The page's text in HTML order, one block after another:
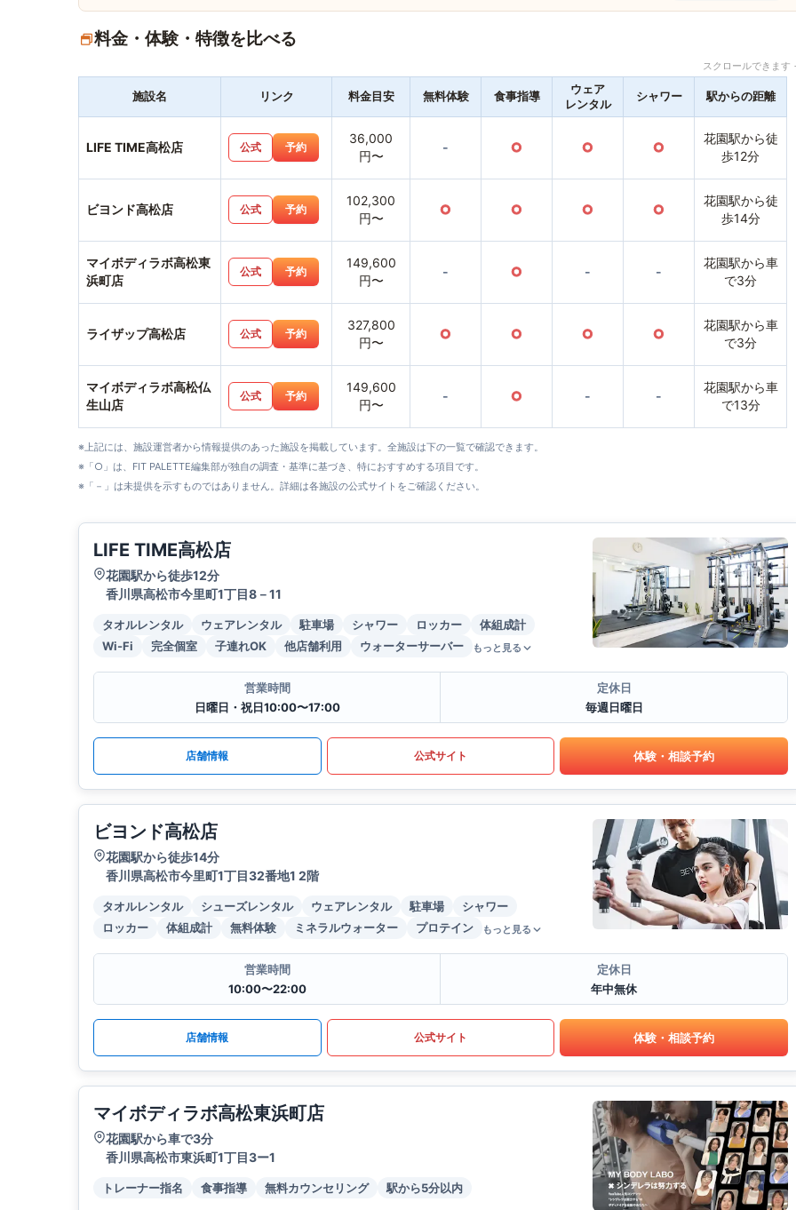
料金・体験・特徴を比べる
スクロールできま
施設名 リンク 料金目安 無料体験 食事指導
ウェア
レンタル
シャワー 駅からの距離
LIFE TIME高松店 公式 予約
36,000
円〜
- ○ ○ ○
花園駅から徒
歩12分
ビヨンド高松店 公式 予約
102,300
円〜
○ ○ ○ ○
花園駅から徒
歩14分
マイボディラボ高松東
浜町店
公式 予約
149,600
円〜
- ○ - -
花園駅から車
で3分
ライザップ高松店 公式 予約
327,800
円〜
○ ○ ○ ○
花園駅から車
で3分
マイボディラボ高松仏
生山店
公式 予約
149,600
円〜
- ○ - -
花園駅から車
で13分
※上記には、施設運営者から情報提供のあった施設を掲載しています。全施設は下の一覧で確認できます。
※「○」は、FIT PALETTE編集部が独自の調査・基準に基づき、特におすすめする項目です。
※「－」は未提供を示すものではありません。詳細は各施設の公式サイトをご確認ください。
LIFE TIME高松店
花園駅から徒歩12分
香川県高松市今里町1丁目8－11
タオルレンタル ウェアレンタル 駐車場 シャワー ロッカー
体組成計
Wi-Fi
完全個室 子連れOK 他店舗利用 ウォーターサーバー もっと見る
営業時間
日曜日・祝日10:00〜17:00
定休日
毎週日曜日
店舗情報 公式サイト 体験・相談予約
ビヨンド高松店
花園駅から徒歩14分
香川県高松市今里町1丁目32番地1 2階
タオルレンタル シューズレンタル ウェアレンタル 駐車場
シャワー
ロッカー
体組成計 無料体験 ミネラルウォーター プロテイン もっと見る
営業時間
10:00〜22:00
定休日
年中無休
店舗情報 公式サイト 体験・相談予約
マイボディラボ高松東浜町店
花園駅から車で3分
香川県高松市東浜町1丁目3ー1
トレーナー指名 食事指導 無料カウンセリング 駅から5分以内